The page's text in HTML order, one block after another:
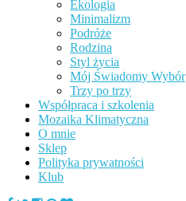
Ekologia
Minimalizm
Podróże
Rodzina
Styl życia
Mój Świadomy Wybór
Trzy po trzy
Współpraca i szkolenia
Mozaika Klimatyczna
O mnie
Sklep
Polityka prywatności
Klub